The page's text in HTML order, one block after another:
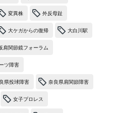
変異株 外反母趾
大ケガからの復帰 大白川駅
肩関節鏡フォーラム
ツ障害
県投球障害 奈良県肩関節障害
女子プロレス